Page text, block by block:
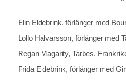
Elin Eldebrink, förlänger med
Lollo Halvarsson, förlänger med
Regan Magarity, Tarbes,
Frida Eldebrink, förlänger med